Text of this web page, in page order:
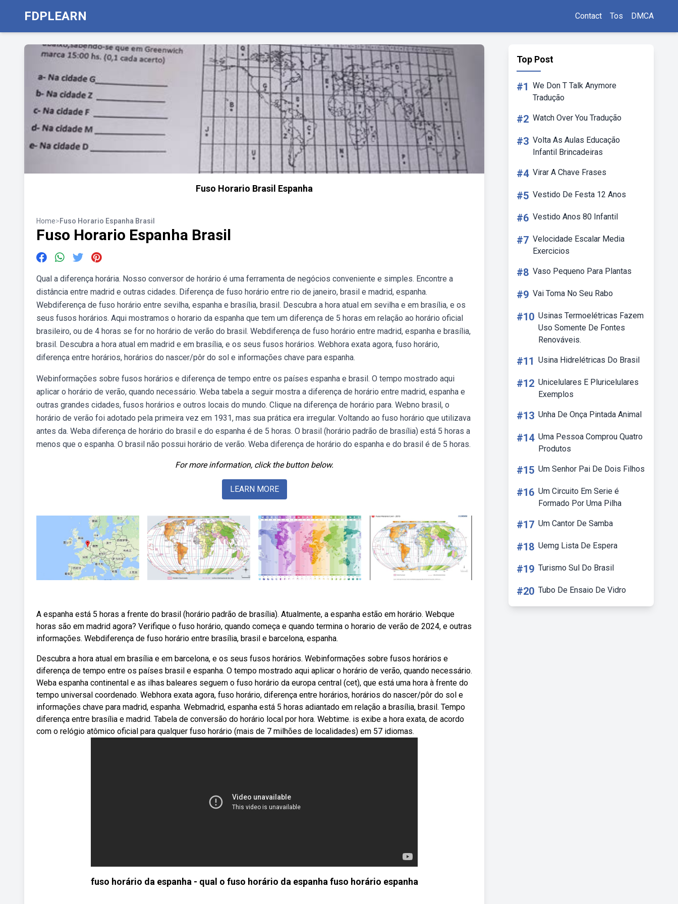
FDPLEARN Contact Tos DMCA
Fuso Horario Brasil Espanha
Home>Fuso Horario Espanha Brasil
Fuso Horario Espanha Brasil
Qual a diferença horária. Nosso conversor de horário é uma ferramenta de negócios conveniente e simples. Encontre a
distância entre madrid e outras cidades. Diferença de fuso horário entre rio de janeiro, brasil e madrid, espanha.
Webdiferença de fuso horário entre sevilha, espanha e brasília, brasil. Descubra a hora atual em sevilha e em brasília, e os
seus fusos horários. Aqui mostramos o horario da espanha que tem um diferença de 5 horas em relação ao horário oficial
brasileiro, ou de 4 horas se for no horário de verão do brasil. Webdiferença de fuso horário entre madrid, espanha e brasília,
brasil. Descubra a hora atual em madrid e em brasília, e os seus fusos horários. Webhora exata agora, fuso horário,
diferença entre horários, horários do nascer/pôr do sol e informações chave para espanha.
Webinformações sobre fusos horários e diferença de tempo entre os países espanha e brasil. O tempo mostrado aqui
aplicar o horário de verão, quando necessário. Weba tabela a seguir mostra a diferença de horário entre madrid, espanha e
outras grandes cidades, fusos horários e outros locais do mundo. Clique na diferença de horário para. Webno brasil, o
horário de verão foi adotado pela primeira vez em 1931, mas sua prática era irregular. Voltando ao fuso horário que utilizava
antes da. Weba diferença de horário do brasil e do espanha é de 5 horas. O brasil (horário padrão de brasília) está 5 horas a
menos que o espanha. O brasil não possui horário de verão. Weba diferença de horário do espanha e do brasil é de 5 horas.
For more information, click the button below.
LEARN MORE
A espanha está 5 horas a frente do brasil (horário padrão de brasília). Atualmente, a espanha estão em horário. Webque
horas são em madrid agora? Verifique o fuso horário, quando começa e quando termina o horario de verão de 2024, e outras
informações. Webdiferença de fuso horário entre brasília, brasil e barcelona, espanha.
Descubra a hora atual em brasília e em barcelona, e os seus fusos horários. Webinformações sobre fusos horários e
diferença de tempo entre os países brasil e espanha. O tempo mostrado aqui aplicar o horário de verão, quando necessário.
Weba espanha continental e as ilhas baleares seguem o fuso horário da europa central (cet), que está uma hora à frente do
tempo universal coordenado. Webhora exata agora, fuso horário, diferença entre horários, horários do nascer/pôr do sol e
informações chave para madrid, espanha. Webmadrid, espanha está 5 horas adiantado em relação a brasília, brasil. Tempo
diferença entre brasília e madrid. Tabela de conversão do horário local por hora. Webtime. is exibe a hora exata, de acordo
com o relógio atômico oficial para qualquer fuso horário (mais de 7 milhões de localidades) em 57 idiomas.
fuso horário da espanha - qual o fuso horário da espanha fuso horário espanha
Top Post
#1 We Don T Talk Anymore
Tradução
#2 Watch Over You Tradução
#3 Volta As Aulas Educação
Infantil Brincadeiras
#4 Virar A Chave Frases
#5 Vestido De Festa 12 Anos
#6 Vestido Anos 80 Infantil
#7 Velocidade Escalar Media
Exercicios
#8 Vaso Pequeno Para Plantas
#9 Vai Toma No Seu Rabo
#10 Usinas Termoelétricas Fazem
Uso Somente De Fontes
Renováveis.
#11 Usina Hidrelétricas Do Brasil
#12 Unicelulares E Pluricelulares
Exemplos
#13 Unha De Onça Pintada Animal
#14 Uma Pessoa Comprou Quatro
Produtos
#15 Um Senhor Pai De Dois Filhos
#16 Um Circuito Em Serie é
Formado Por Uma Pilha
#17 Um Cantor De Samba
#18 Uemg Lista De Espera
#19 Turismo Sul Do Brasil
#20 Tubo De Ensaio De Vidro